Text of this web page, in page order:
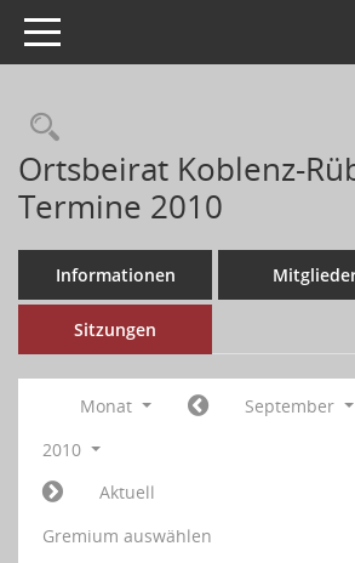
Toggle navigation
Ortsbeirat Koblenz-
Termine 2010
Informationen
Sitzungen
Monat
September
2010
Aktuell
Gremium auswählen